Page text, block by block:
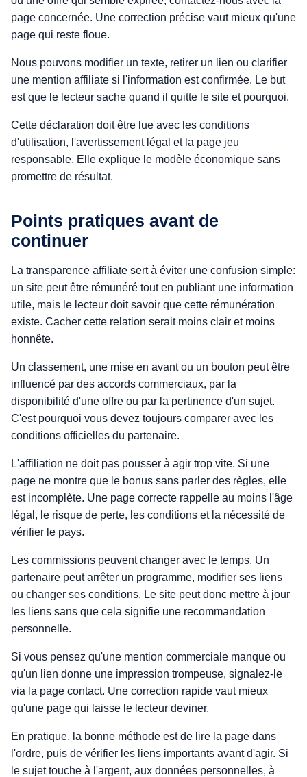
page concernée. Une correction précise vaut mieux qu'une
page qui reste floue.
Nous pouvons modifier un texte, retirer un lien ou clarifier
une mention affiliate si l'information est confirmée. Le but
est que le lecteur sache quand il quitte le site et pourquoi.
Cette déclaration doit être lue avec les conditions
d'utilisation, l'avertissement légal et la page jeu
responsable. Elle explique le modèle économique sans
promettre de résultat.
Points pratiques avant de
continuer
La transparence affiliate sert à éviter une confusion simple:
un site peut être rémunéré tout en publiant une information
utile, mais le lecteur doit savoir que cette rémunération
existe. Cacher cette relation serait moins clair et moins
honnête.
Un classement, une mise en avant ou un bouton peut être
influencé par des accords commerciaux, par la
disponibilité d'une offre ou par la pertinence d'un sujet.
C'est pourquoi vous devez toujours comparer avec les
conditions officielles du partenaire.
L'affiliation ne doit pas pousser à agir trop vite. Si une
page ne montre que le bonus sans parler des règles, elle
est incomplète. Une page correcte rappelle au moins l'âge
légal, le risque de perte, les conditions et la nécessité de
vérifier le pays.
Les commissions peuvent changer avec le temps. Un
partenaire peut arrêter un programme, modifier ses liens
ou changer ses conditions. Le site peut donc mettre à jour
les liens sans que cela signifie une recommandation
personnelle.
Si vous pensez qu'une mention commerciale manque ou
qu'un lien donne une impression trompeuse, signalez-le
via la page contact. Une correction rapide vaut mieux
qu'une page qui laisse le lecteur deviner.
En pratique, la bonne méthode est de lire la page dans
l'ordre, puis de vérifier les liens importants avant d'agir. Si
le sujet touche à l'argent, aux données personnelles, à